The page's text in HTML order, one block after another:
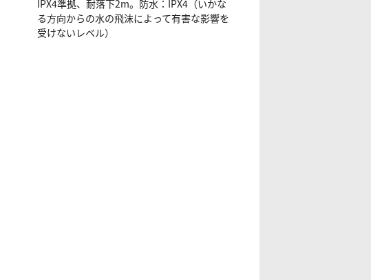
IPX4準拠、耐落下2m。防水：IPX4（いかな
る方向からの水の飛沫によって有害な影響を
受けないレベル）